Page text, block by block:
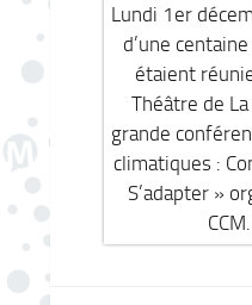
Lundi 1er
d’une
étaient
Théâtre de
grande
climatiques :
S’adapter »